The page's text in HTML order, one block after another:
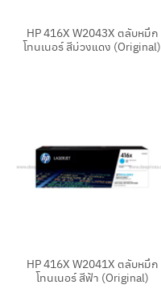
HP 416X W2043X ตลับหมึก
โทนเนอร์ สีม่วงแดง (Original)
HP 416X W2041X ตลับหมึก
โทนเนอร์ สีฟ้า (Original)